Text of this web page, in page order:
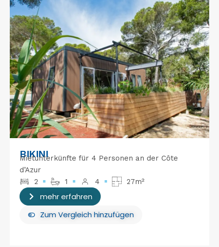
BIKINI
Mietunterkünfte für 4 Personen an der Côte
d’Azur
2
1 4 27m²
mehr erfahren
Zum Vergleich hinzufügen